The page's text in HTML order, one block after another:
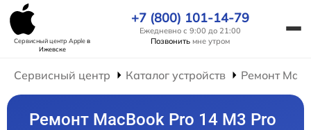
Сервисный центр Appleв
Ижевске
+7 (800) 101-14-79
Ежедневно с 9:00 до 21:00
Позвонить мне утром
Сервисный центр Каталог устройств Ремонт
Ремонт MacBook Pro 14 M3 Pro